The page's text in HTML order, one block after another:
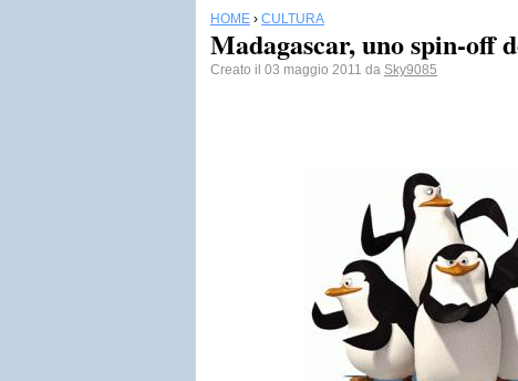
HOME › CULTURA
Madagascar, uno spin-off
Creato il 03 maggio 2011 da Sky9085